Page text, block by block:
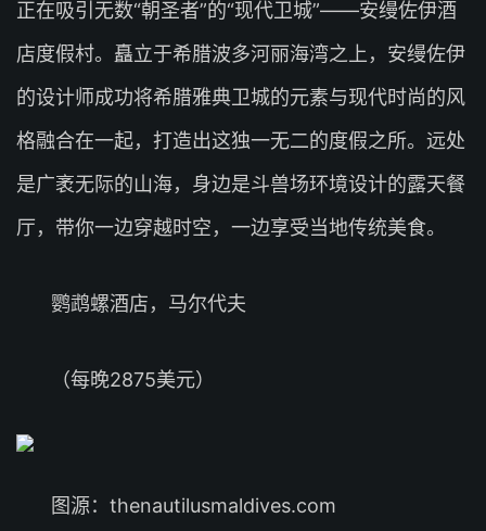
正在吸引无数“朝圣者”的“现代卫城”——安缦佐伊酒
店度假村。矗立于希腊波多河丽海湾之上，安缦佐伊
的设计师成功将希腊雅典卫城的元素与现代时尚的风
格融合在一起，打造出这独一无二的度假之所。远处
是广袤无际的山海，身边是斗兽场环境设计的露天餐
厅，带你一边穿越时空，一边享受当地传统美食。
鹦鹉螺酒店，马尔代夫
（每晚2875美元）
图源：thenautilusmaldives.com